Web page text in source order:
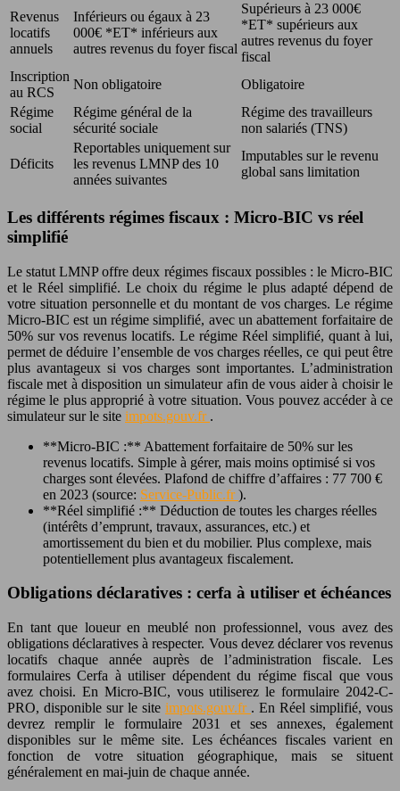
Revenus
locatifs
annuels
Inférieurs ou égaux à 23
000€ *ET* inférieurs aux
autres revenus du foyer fiscal
Supérieurs à 23 000€
*ET* supérieurs aux
autres revenus du foyer
fiscal
Inscription
au RCS
Non obligatoire
Obligatoire
Régime
social
Régime général de la
sécurité sociale
Régime des travailleurs
non salariés (TNS)
Déficits
Reportables uniquement sur
les revenus LMNP des 10
années suivantes
Imputables sur le revenu
global sans limitation
Les différents régimes fiscaux : Micro-BIC vs réel
simplifié
Le statut LMNP offre deux régimes fiscaux possibles : le Micro-BIC
et le Réel simplifié. Le choix du régime le plus adapté dépend de
votre situation personnelle et du montant de vos charges. Le régime
Micro-BIC est un régime simplifié, avec un abattement forfaitaire de
50% sur vos revenus locatifs. Le régime Réel simplifié, quant à lui,
permet de déduire l’ensemble de vos charges réelles, ce qui peut être
plus avantageux si vos charges sont importantes. L’administration
fiscale met à disposition un simulateur afin de vous aider à choisir le
régime le plus approprié à votre situation. Vous pouvez accéder à ce
simulateur sur le site impots.gouv.fr .
**Micro-BIC :** Abattement forfaitaire de 50% sur les
revenus locatifs. Simple à gérer, mais moins optimisé si vos
charges sont élevées. Plafond de chiffre d’affaires : 77 700 €
en 2023 (source: Service-Public.fr).
**Réel simplifié :** Déduction de toutes les charges réelles
(intérêts d’emprunt, travaux, assurances, etc.) et
amortissement du bien et du mobilier. Plus complexe, mais
potentiellement plus avantageux fiscalement.
Obligations déclaratives : cerfa à utiliser et échéances
En tant que loueur en meublé non professionnel, vous avez des
obligations déclaratives à respecter. Vous devez déclarer vos revenus
locatifs chaque année auprès de l’administration fiscale. Les
formulaires Cerfa à utiliser dépendent du régime fiscal que vous
avez choisi. En Micro-BIC, vous utiliserez le formulaire 2042-C-
PRO, disponible sur le site impots.gouv.fr . En Réel simplifié, vous
devrez remplir le formulaire 2031 et ses annexes, également
disponibles sur le même site. Les échéances fiscales varient en
fonction de votre situation géographique, mais se situent
généralement en mai-juin de chaque année.